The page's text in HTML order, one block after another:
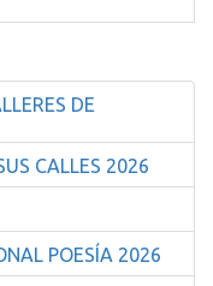
DE
CALLES 2026
POESÍA 2026